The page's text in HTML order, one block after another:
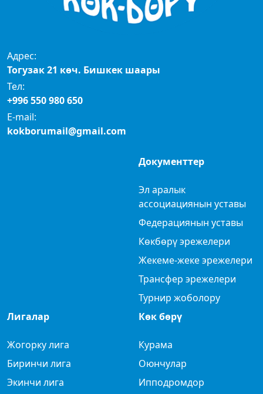
Адрес:
Тогузак 21 көч. Бишкек шаары
Тел:
+996 550 980 650
E-mail:
kokborumail@gmail.com
Документтер
Эл аралык
ассоциациянын уставы
Федерациянын уставы
Көкбөрү эрежелери
Жекеме-жеке эрежелери
Трансфер эрежелери
Турнир жоболору
Лигалар
Жогорку лига
Биринчи лига
Экинчи лига
Көк бөрү
Курама
Оюнчулар
Ипподромдор